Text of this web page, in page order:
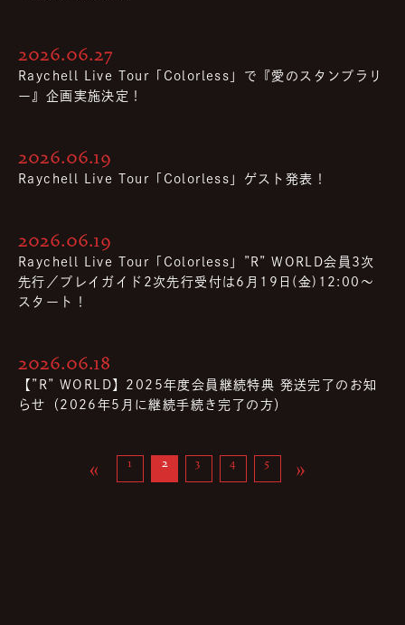
2026.06.27
Raychell Live Tour「Colorless」で『愛のスタンプラリ
ー』企画実施決定！
2026.06.19
Raychell Live Tour「Colorless」ゲスト発表！
2026.06.19
Raychell Live Tour「Colorless」”R” WORLD会員3次
先行／プレイガイド2次先行受付は6月19日(金)12:00〜
スタート！
2026.06.18
【”R” WORLD】2025年度会員継続特典 発送完了のお知
らせ（2026年5月に継続手続き完了の方）
« 1 2 3 4 5 »